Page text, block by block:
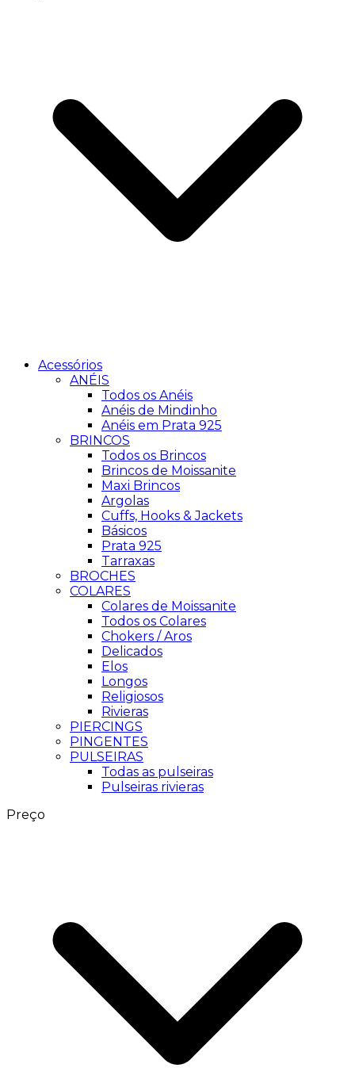
Acessórios
ANÉIS
Todos os Anéis
Anéis de Mindinho
Anéis em Prata 925
BRINCOS
Todos os Brincos
Brincos de Moissanite
Maxi Brincos
Argolas
Cuffs, Hooks & Jackets
Básicos
Prata 925
Tarraxas
BROCHES
COLARES
Colares de Moissanite
Todos os Colares
Chokers / Aros
Delicados
Elos
Longos
Religiosos
Rivieras
PIERCINGS
PINGENTES
PULSEIRAS
Todas as pulseiras
Pulseiras rivieras
Preço